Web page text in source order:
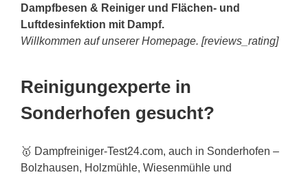
Dampfbesen & Reiniger und Flächen- und
Luftdesinfektion mit Dampf.
Willkommen auf unserer Homepage. [reviews_rating]
Reinigungexperte in
Sonderhofen gesucht?
🥇 Dampfreiniger-Test24.com, auch in Sonderhofen –
Bolzhausen, Holzmühle, Wiesenmühle und